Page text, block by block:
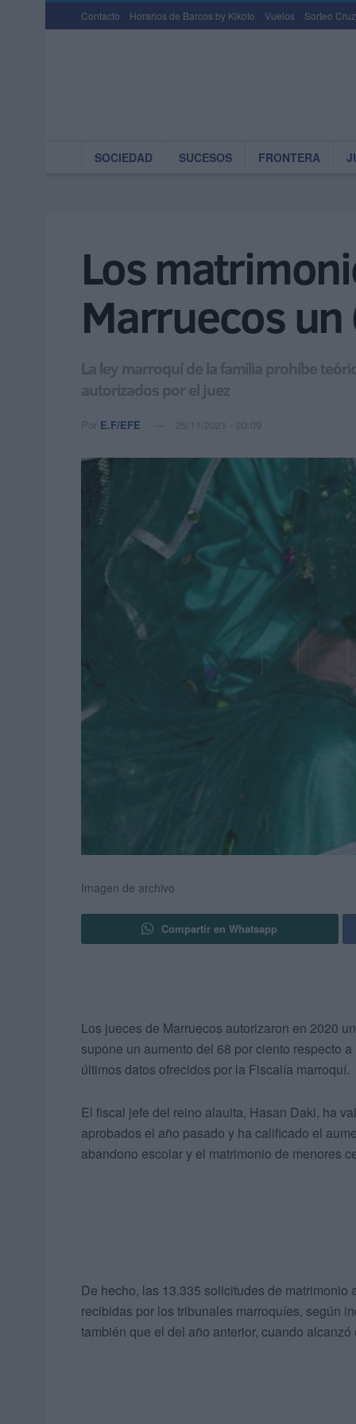
Contacto Horarios de Barcos by Kikoto Vuelos Sorteo
SOCIEDAD SUCESOS FRONTERA
Los
Marruecos
La ley marroquí de la familia prohíbe
autorizados por el juez
Por E.F/EFE 25/11/2021 - 20:09
Imagen de archivo
Compartir en Whatsapp
Los jueces de Marruecos autorizaron en 2020
supone un aumento del 68 por ciento respecto
últimos datos ofrecidos por la Fiscalía marroquí.
El fiscal jefe del reino alauita, Hasan Daki, ha
aprobados el año pasado y ha calificado el
abandono escolar y el matrimonio de menores
De hecho, las 13.335 solicitudes de
recibidas por los tribunales marroquíes, según
también que el del año anterior, cuando alcanzó